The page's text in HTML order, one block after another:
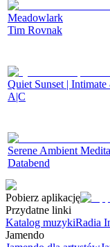
Meadowlark
Tim Rovnak
Quiet Sunset |
A|C
Serene Ambient
Databend
Pobierz aplikację
Przydatne linki
Katalog muzykiRadia
Jamendo